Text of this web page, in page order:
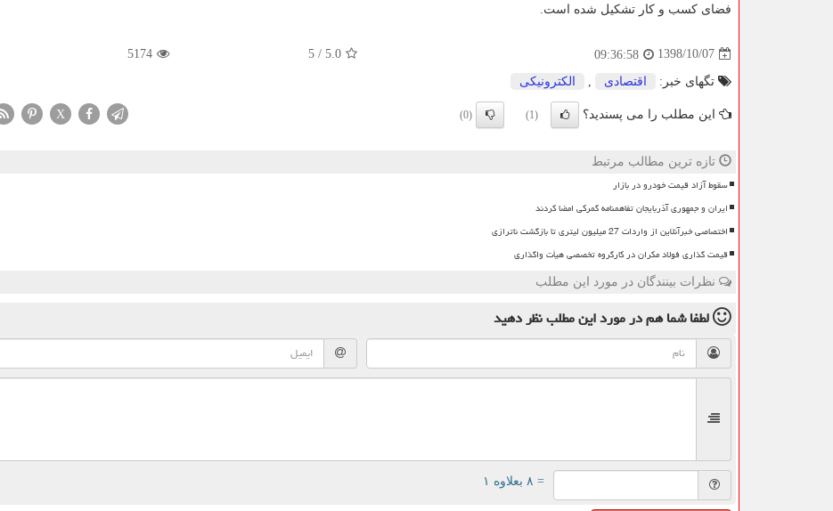
فضای كسب و كار تشكیل شده است.
1398/10/07
09:36:58
5.0
/
5
5174
تگهای خبر: اقتصادی الكترونیكی
این مطلب را می پسندید؟ (1)
(0)
X
تازه ترین مطالب مرتبط
سقوط آزاد قیمت خودرو در بازار
ایران و جمهوری آذربایجان تفاهمنامه گمرکی امضا کردند
اختصاصی خبرآنلاین از واردات 27 میلیون لیتری تا بازگشت ناترازی
قیمت گذاری فولاد مکران در کارگروه تخصصی هیأت واگذاری
نظرات بینندگان در مورد این مطلب
لطفا شما همدر مورد این مطلبنظر دهید
= ۸ بعلاوه ۱